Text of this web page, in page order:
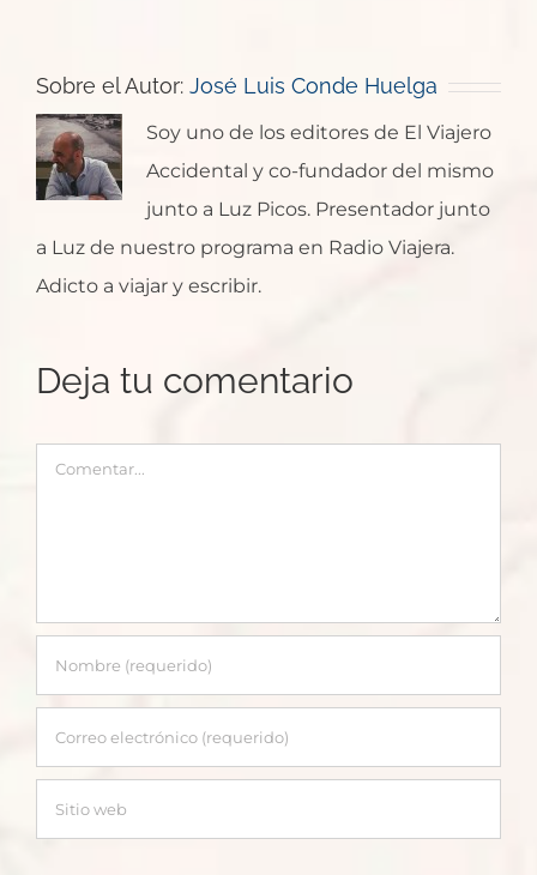
Sobre el Autor: José Luis Conde Huelga
Soy uno de los editores de El Viajero
Accidental y co-fundador del mismo
junto a Luz Picos. Presentador junto
a Luz de nuestro programa en Radio Viajera.
Adicto a viajar y escribir.
Deja tu comentario
Comentar